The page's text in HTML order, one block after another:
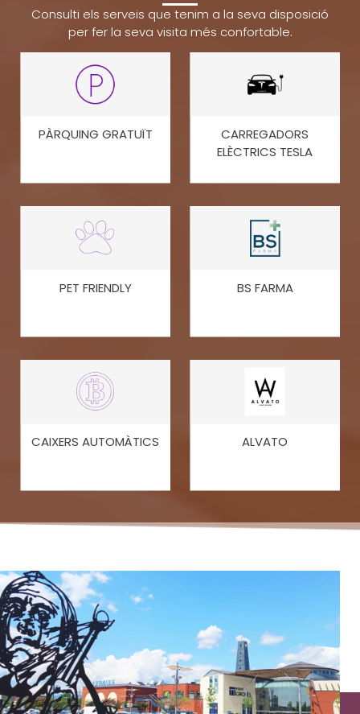
Consulti els serveis que tenim a la seva disposició
per fer la seva visita més confortable.
PÀRQUING GRATUÏT
CARREGADORS
ELÈCTRICS TESLA
PET FRIENDLY BS FARMA
CAIXERS AUTOMÀTICS ALVATO